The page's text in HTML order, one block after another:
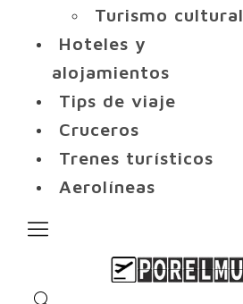
Turismo cultural
Hoteles y
alojamientos
Tips de viaje
Cruceros
Trenes turísticos
Aerolíneas